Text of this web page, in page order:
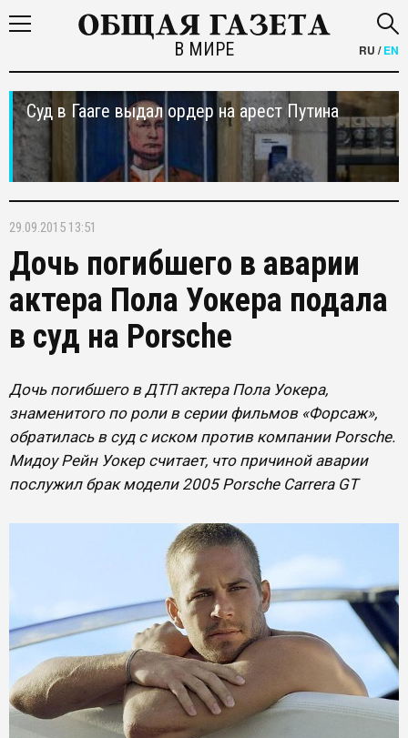
В МИРЕ RU /EN
Суд в Гааге выдал ордер на арест Путина
29.09.2015 13:51
Дочь погибшего в аварии
актера Пола Уокера подала
в суд на Porsche
Дочь погибшего в ДТП актера Пола Уокера,
знаменитого по роли в серии фильмов «Форсаж»,
обратилась в суд с иском против компании Porsche.
Мидоу Рейн Уокер считает, что причиной аварии
послужил брак модели 2005 Porsche Carrera GT